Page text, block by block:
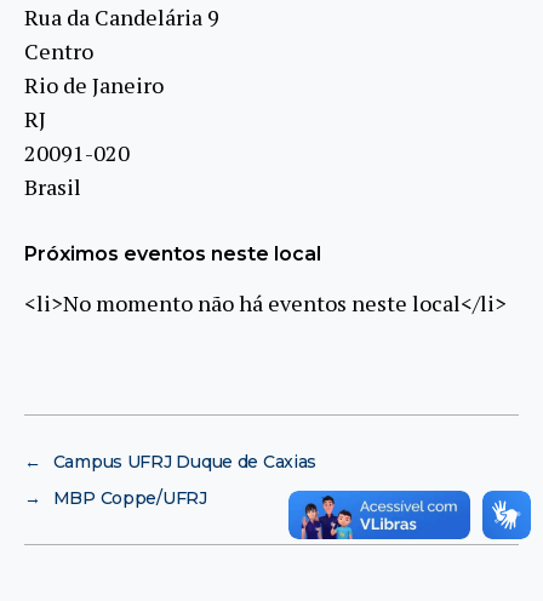
Rua da Candelária 9
Centro
Rio de Janeiro
RJ
20091-020
Brasil
Próximos eventos neste local
<li>No momento não há eventos neste local</li>
←
Campus UFRJ Duque de Caxias
→
MBP Coppe/UFRJ